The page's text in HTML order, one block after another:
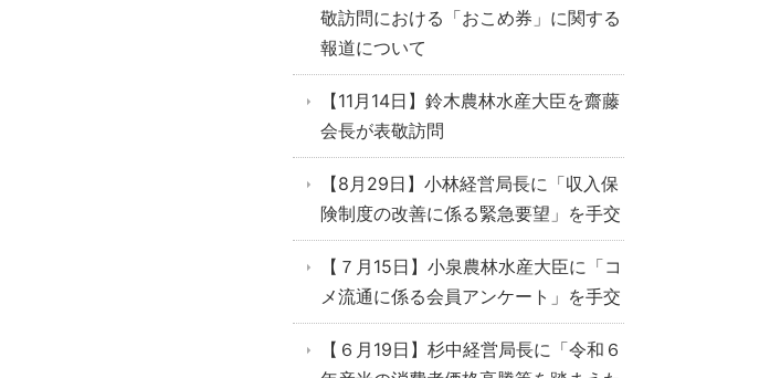
敬訪問における「おこめ券」に関する
報道について
【11月14日】鈴木農林水産大臣を齋藤
会長が表敬訪問
【8月29日】小林経営局長に「収入保
険制度の改善に係る緊急要望」を手交
【７月15日】小泉農林水産大臣に「コ
メ流通に係る会員アンケート」を手交
【６月19日】杉中経営局長に「令和６